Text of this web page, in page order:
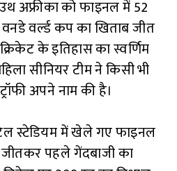
eअफ्रीका को फाइनल में 52
वर्ल्ड कप का खिताब जीत
के इतिहास का स्वर्णिम
सीनियर टीम ने किसी भी
अपने नाम की है।
स्टेडियम में खेले गए फाइनल
पहले गेंदबाजी का